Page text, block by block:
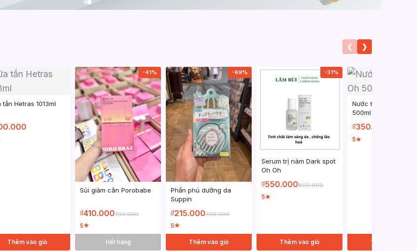
❮ ❯
tắn Hetras 1013ml
Thêm vào giỏ
-41%
Sủi giảm cân Porobabe
₫410.000700.000
5★
Hết hàng
-69%
Phấn phủ dưỡng da
Suppin
₫215.000700.000
5★
Thêm vào giỏ
-31%
Serum trị nám Dark spot
Oh Oh
₫550.000800.000
5★
Thêm vào giỏ
Nước tẩy trang Oh
500ml
₫350.000
5★
Thêm vào giỏ